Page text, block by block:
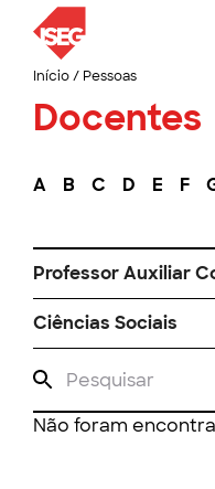
Início/ Pessoas
Docentes
A B C D E F
Professor Auxiliar
Ciências Sociais
Não foram